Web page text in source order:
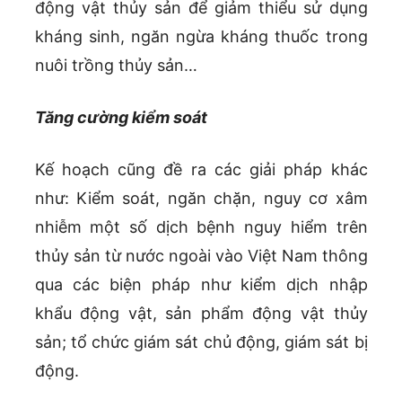
động vật thủy sản để giảm thiểu sử dụng
kháng sinh, ngăn ngừa kháng thuốc trong
nuôi trồng thủy sản…
Tăng cường kiểm soát
Kế hoạch cũng đề ra các giải pháp khác
như: Kiểm soát, ngăn chặn, nguy cơ xâm
nhiễm một số dịch bệnh nguy hiểm trên
thủy sản từ nước ngoài vào Việt Nam thông
qua các biện pháp như kiểm dịch nhập
khẩu động vật, sản phẩm động vật thủy
sản; tổ chức giám sát chủ động, giám sát bị
động.